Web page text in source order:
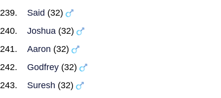
Said (32)
Joshua (32)
Aaron (32)
Godfrey (32)
Suresh (32)